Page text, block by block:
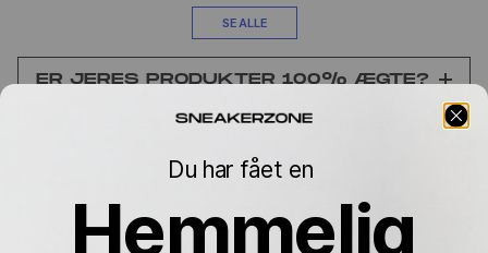
SE ALLE
ER JERES PRODUKTER 100% ÆGTE?
KAN JEG BYTTE, HVIS STØRRELSEN
HVORFOR VARIERER PRISEN MELLEM
STØRRELSERNE?
Du har fået en
Hemmelig